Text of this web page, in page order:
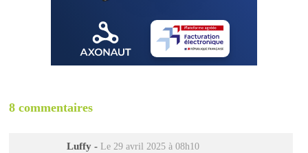
8 commentaires
Luffy - Le 29 avril 2025 à 08h10